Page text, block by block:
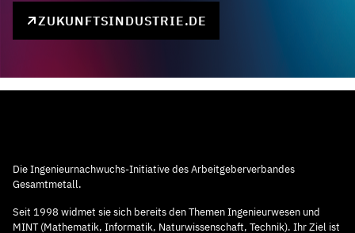
ZUKUNFTSINDUSTRIE.DE
Die Ingenieurnachwuchs-Initiative des Arbeitgeberverbandes
Gesamtmetall.
Seit 1998 widmet sie sich bereits den Themen Ingenieurwesen und
MINT (Mathematik, Informatik, Naturwissenschaft, Technik). Ihr Ziel ist